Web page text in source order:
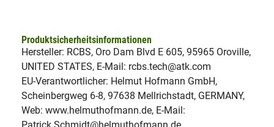
Produktsicherheitsinformationen
Hersteller: RCBS, Oro Dam Blvd E 605, 95965 Oroville,
UNITED STATES, E-Mail: rcbs.tech@atk.com
EU-Verantwortlicher: Helmut Hofmann GmbH,
Scheinbergweg 6-8, 97638 Mellrichstadt, GERMANY,
Web: www.helmuthofmann.de, E-Mail: